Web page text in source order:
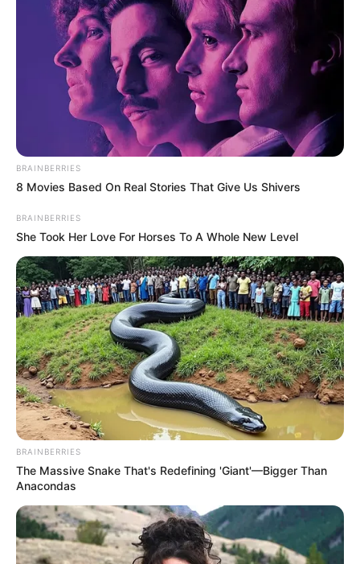
BRAINBERRIES
8 Movies Based On Real Stories That Give Us Shivers
BRAINBERRIES
She Took Her Love For Horses To A Whole New Level
BRAINBERRIES
The Massive Snake That's Redefining 'Giant'—Bigger Than
Anacondas